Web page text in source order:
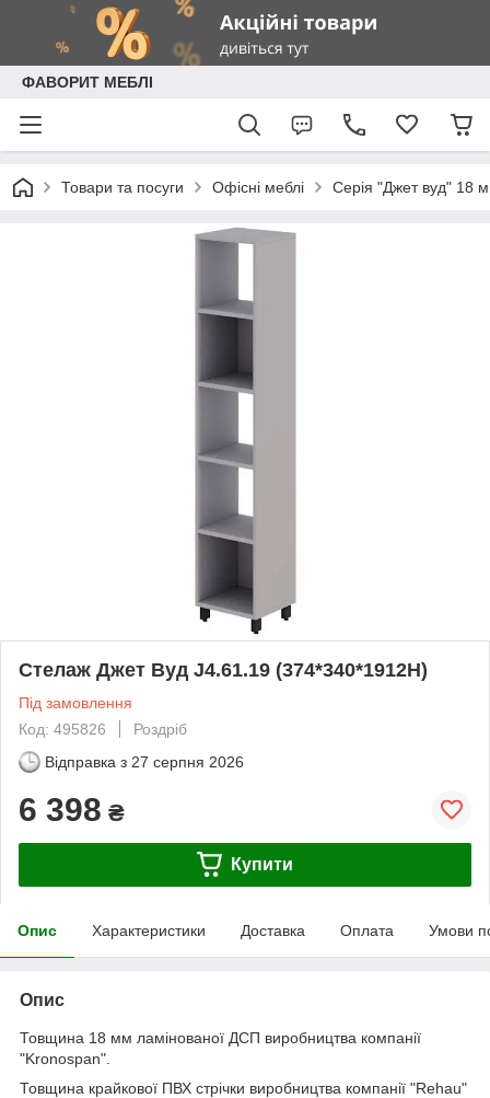
ФАВОРИТ МЕБЛІ
Товари та посуги Офісні меблі Серія "Джет вуд" 18
Стелаж Джет Вуд J4.61.19 (374*340*1912Н)
Під замовлення
Код: 495826
Роздріб
Відправка з 27 серпня 2026
6 398 ₴
Купити
Опис Характеристики Доставка Оплата Умови
Опис
Товщина 18 мм ламінованої ДСП виробництва компанії
"Kronospan".
Товщина крайкової ПВХ стрічки виробництва компанії "Rehau"